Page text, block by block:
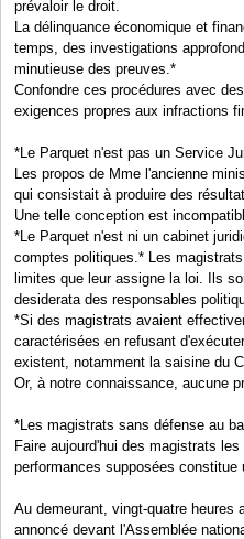
prévaloir le droit.
La délinquance économique et
temps, des investigations
minutieuse des preuves.*
Confondre ces procédures avec
exigences propres aux infractions
*Le Parquet n'est pas un Service
Les propos de Mme l'ancienne
qui consistait à produire des
Une telle conception est
*Le Parquet n'est ni un cabinet
comptes politiques.* Les
limites que leur assigne la loi. Ils
desiderata des responsables
*Si des magistrats avaient
caractérisées en refusant
existent, notamment la saisine du
Or, à notre connaissance, aucune
*Les magistrats sans défense au
Faire aujourd'hui des magistrats
performances supposées
Au demeurant, vingt-quatre heures
annoncé devant l'Assemblée